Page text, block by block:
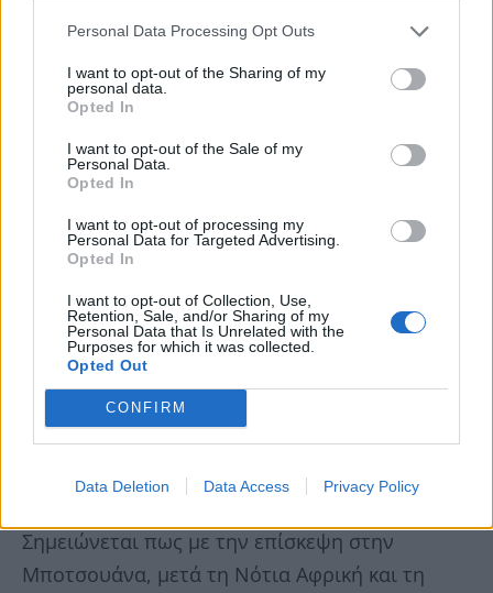
Personal Data Processing Opt Outs
I want to opt-out of the Sharing of my
personal data.
Opted In
I want to opt-out of the Sale of my
Personal Data.
Opted In
I want to opt-out of processing my
Personal Data for Targeted Advertising.
Opted In
I want to opt-out of Collection, Use,
Retention, Sale, and/or Sharing of my
Personal Data that Is Unrelated with the
Purposes for which it was collected.
Opted Out
CONFIRM
Data Deletion Data Access Privacy Policy
Στο περιθώριο του επιχειρηματικού φόρουμ ο
κ. Κουίκ, όπως αναφέρεται στην ανακοίνωσή
Επενδύσεων, Εμπορίου και Βιομηχανίας Biggie
Butale με αντικείμενο την οικονομική
συνεργασία των δύο χωρών. Επίσης, είχε
συνάντηση και με τον αναπληρωτή υπουργό
Πολιτισμού, Νεολαίας και Αθλητισμού
Μποτσουάνα, Κεφέντσα Μουζινγιούλα.
Σημειώνεται πως με την επίσκεψη στην
Μποτσουάνα, μετά τη Νότια Αφρική και τη